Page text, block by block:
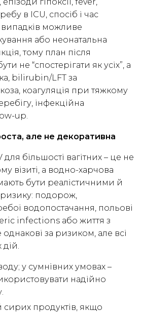
в ICU, спосіб і час
випадків можливе
або неонатальна
тому план після
не “спостерігати як усіх”, а
bilirubin/LFT за
коагуляція при тяжкому
інфекційна
up.
але не декоративна
більшості вагітних – це не
візиті, а водно-харчова
бути реалістичними й
подорож,
водопостачання, польові
infections або життя з
за ризиком, але всі
у сумнівних умовах –
надійно
сирих продуктів, якщо